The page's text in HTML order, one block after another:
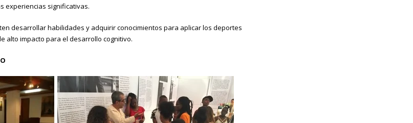
experiencias significativas.
desarrollar habilidades y adquirir conocimientos para aplicar los deportes
alto impacto para el desarrollo cognitivo.